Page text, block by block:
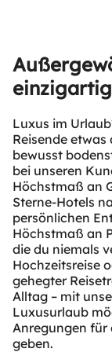
Luxus im
Reisende etwas
bewusst
bei unseren
Höchstmaß an
Sterne-Hotels
persönlichen
Höchstmaß an
die du niemals
Hochzeitsreise
gehegter
Alltag – mit
Luxusurlaub
Anregungen für
geben.